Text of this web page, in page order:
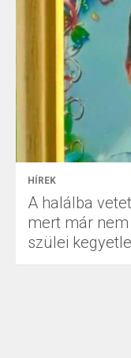
HÍREK
A halálba
mert már
szülei